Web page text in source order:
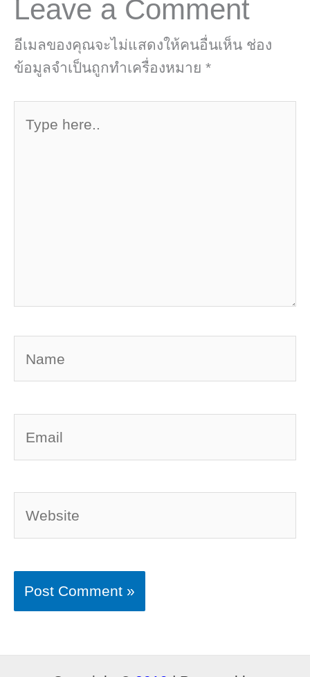
Leave a Comment
อีเมลของคุณจะไม่แสดงให้คนอื่นเห็น ช่อง
ข้อมูลจำเป็นถูกทำเครื่องหมาย *
here..